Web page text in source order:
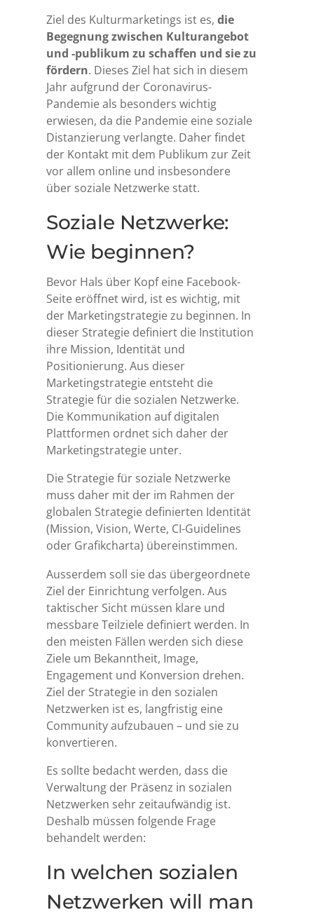
Ziel des Kulturmarketings ist es, die
Begegnung zwischen Kulturangebot
und -publikum zu schaffen und sie zu
fördern. Dieses Ziel hat sich in diesem
Jahr aufgrund der Coronavirus-
Pandemie als besonders wichtig
erwiesen, da die Pandemie eine soziale
Distanzierung verlangte. Daher findet
der Kontakt mit dem Publikum zur Zeit
vor allem online und insbesondere
über soziale Netzwerke statt.
Soziale Netzwerke:
Wie beginnen?
Bevor Hals über Kopf eine Facebook-
Seite eröffnet wird, ist es wichtig, mit
der Marketingstrategie zu beginnen. In
dieser Strategie definiert die Institution
ihre Mission, Identität und
Positionierung. Aus dieser
Marketingstrategie entsteht die
Strategie für die sozialen Netzwerke.
Die Kommunikation auf digitalen
Plattformen ordnet sich daher der
Marketingstrategie unter.
Die Strategie für soziale Netzwerke
muss daher mit der im Rahmen der
globalen Strategie definierten Identität
(Mission, Vision, Werte, CI-Guidelines
oder Grafikcharta) übereinstimmen.
Ausserdem soll sie das übergeordnete
Ziel der Einrichtung verfolgen. Aus
taktischer Sicht müssen klare und
messbare Teilziele definiert werden. In
den meisten Fällen werden sich diese
Ziele um Bekanntheit, Image,
Engagement und Konversion drehen.
Ziel der Strategie in den sozialen
Netzwerken ist es, langfristig eine
Community aufzubauen – und sie zu
konvertieren.
Es sollte bedacht werden, dass die
Verwaltung der Präsenz in sozialen
Netzwerken sehr zeitaufwändig ist.
Deshalb müssen folgende Frage
behandelt werden:
In welchen sozialen
Netzwerken will man